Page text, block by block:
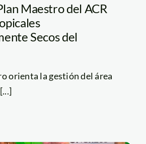
Maestro del ACR
Secos del
orienta la gestión del área